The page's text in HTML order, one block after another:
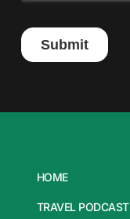
HOME
TRAVEL PODCAST